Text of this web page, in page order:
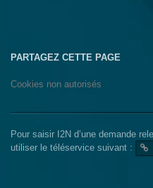
PARTAGEZ CETTE PAGE
Cookies non autorisés
Pour saisir I2N d’une demande
utiliser le téléservice suivant :